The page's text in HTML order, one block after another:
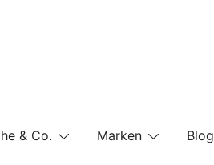
& Co. Marken Blog